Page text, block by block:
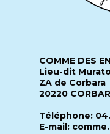
COMME DES
Lieu-dit
ZA de Corbara
20220
Téléphone:
E-mail: